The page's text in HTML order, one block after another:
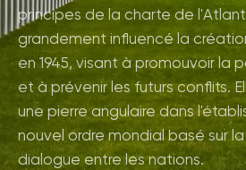
principes de la charte de
grandement influencé la
en 1945, visant à promouvoir la
et à prévenir les futurs conflits.
une pierre angulaire dans
nouvel ordre mondial basé sur
dialogue entre les nations.